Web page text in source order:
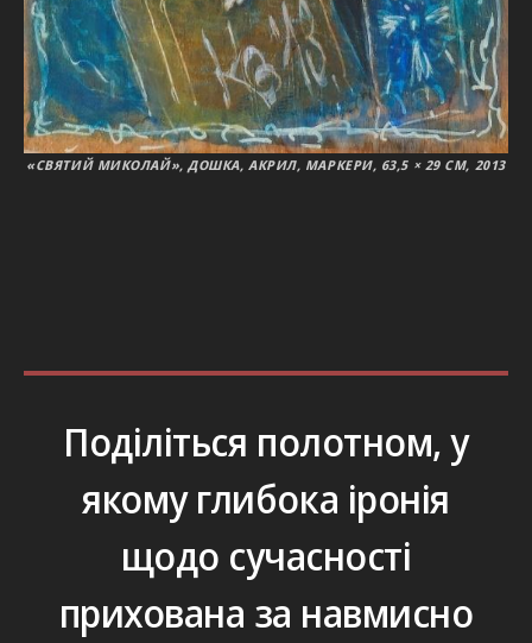
«СВЯТИЙ МИКОЛАЙ», ДОШКА, АКРИЛ, МАРКЕРИ, 63,5 × 29 СМ, 2013
Поділіться полотном, у
якому глибока іронія
щодо сучасності
прихована за навмисно